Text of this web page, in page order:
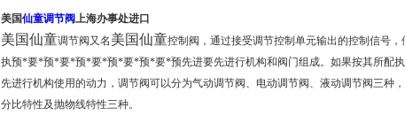
美国仙童调节阀上海办事处进口
美国仙童调节阀又名 美国仙童控制阀，通过接受调节控制单元输出的控制信号
执预*要*预*要*预*要*预*要*预*要*预先进要先进行机构和阀门组成。如果按其所配
先进行机构使用的动力，调节阀可以分为气动调节阀、电动调节阀、液动调节阀三种
分比特性及抛物线特性三种。